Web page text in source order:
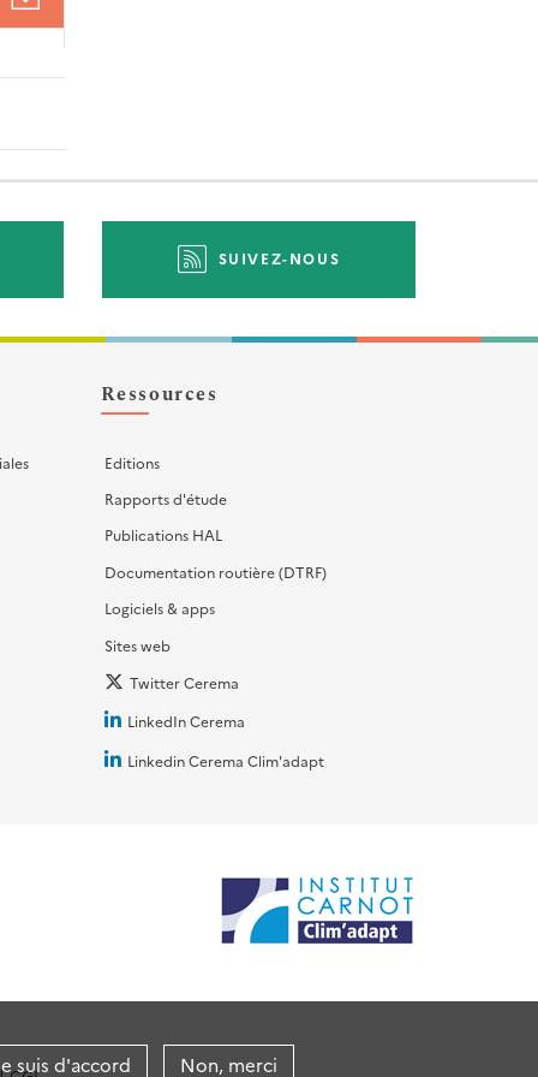
suis d'accord Non, merci
SUIVEZ-NOUS
Ressources
Editions
Rapports d'étude
Publications HAL
Documentation routière (DTRF)
Logiciels & apps
Sites web
Twitter Cerema
LinkedIn Cerema
Linkedin Cerema Clim'adapt